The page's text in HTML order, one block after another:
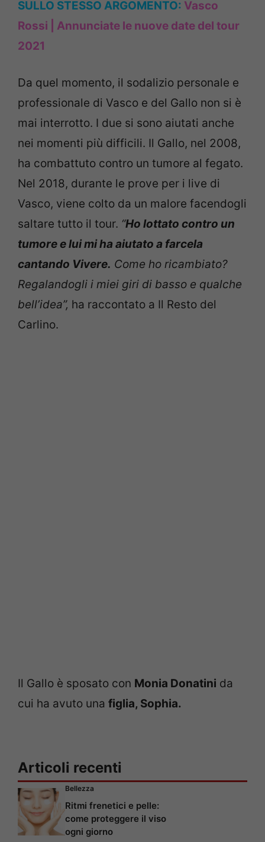
SULLO STESSO ARGOMENTO: Vasco
Rossi | Annunciate le nuove date del tour
2021
Da quel momento, il sodalizio personale e
professionale di Vasco e del Gallo non si è
mai interrotto. I due si sono aiutati anche
nei momenti più difficili. Il Gallo, nel 2008,
ha combattuto contro un tumore al fegato.
Nel 2018, durante le prove per i live di
Vasco, viene colto da un malore facendogli
saltare tutto il tour. “Ho lottato contro un
tumore e lui mi ha aiutato a farcela
cantando Vivere. Come ho ricambiato?
Regalandogli i miei giri di basso e qualche
bell’idea”, ha raccontato a Il Resto del
Carlino.
Il Gallo è sposato con Monia Donatini da
cui ha avuto una figlia, Sophia.
Articoli recenti
Bellezza
Ritmi frenetici e pelle:
come proteggere il viso
ogni giorno